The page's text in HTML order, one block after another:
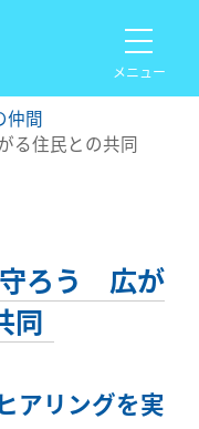
メニュー
仲間
る住民との共同
守ろう 広が
同
アリングを実